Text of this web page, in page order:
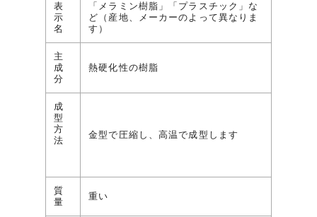
表
示
名
「メラミン樹脂」「プラスチック」な
ど（産地、メーカーのよって異なりま
す）
主
成
分
熱硬化性の樹脂
成
型
方
法
金型で圧縮し、高温で成型します
質
量
重い